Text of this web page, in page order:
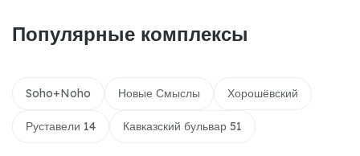
Популярные комплексы
Soho+Noho Новые Смыслы Хорошёвский
Руставели 14 Кавказский бульвар 51